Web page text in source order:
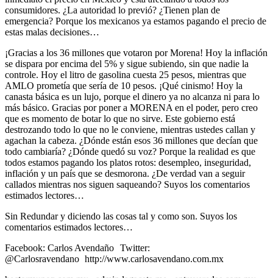
consumidores. ¿La autoridad lo previó? ¿Tienen plan de
emergencia? Porque los mexicanos ya estamos pagando el precio de
estas malas decisiones…
¡Gracias a los 36 millones que votaron por Morena! Hoy la inflación
se dispara por encima del 5% y sigue subiendo, sin que nadie la
controle. Hoy el litro de gasolina cuesta 25 pesos, mientras que
AMLO prometía que sería de 10 pesos. ¡Qué cinismo! Hoy la
canasta básica es un lujo, porque el dinero ya no alcanza ni para lo
más básico. Gracias por poner a MORENA en el poder, pero creo
que es momento de botar lo que no sirve. Este gobierno está
destrozando todo lo que no le conviene, mientras ustedes callan y
agachan la cabeza. ¿Dónde están esos 36 millones que decían que
todo cambiaría? ¿Dónde quedó su voz? Porque la realidad es que
todos estamos pagando los platos rotos: desempleo, inseguridad,
inflación y un país que se desmorona. ¿De verdad van a seguir
callados mientras nos siguen saqueando? Suyos los comentarios
estimados lectores…
Sin Redundar y diciendo las cosas tal y como son. Suyos los
comentarios estimados lectores…
Facebook: Carlos Avendaño Twitter:
@Carlosravendano http://www.carlosavendano.com.mx